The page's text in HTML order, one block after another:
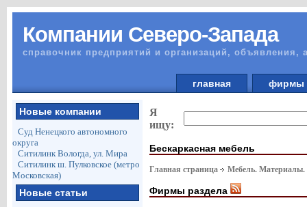
Компании Северо-Запада
справочник предприятий и организаций, объявления,
главная
Новые компании
Суд Ненецкого автономного
округа
Ситилинк Вологда, ул. Мира
Ситилинк ш. Пулковское (метро
Московская)
Новые статьи
Я
ищу:
Бескаркасная мебель
Главная страница Мебель.
Фирмы раздела